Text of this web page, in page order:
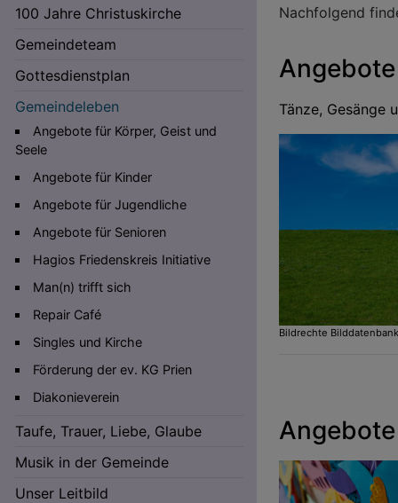
Hauptnavigation
100 Jahre Christuskirche
Gemeindeteam
Gottesdienstplan
Gemeindeleben
Angebote für Körper, Geist und
Seele
Angebote für Kinder
Angebote für Jugendliche
Angebote für Senioren
Hagios Friedenskreis Initiative
Man(n) trifft sich
Repair Café
Singles und Kirche
Förderung der ev. KG Prien
Diakonieverein
Taufe, Trauer, Liebe, Glaube
Musik in der Gemeinde
Unser Leitbild
Nachfolgend
Tänze, Gesänge
Bildrechte